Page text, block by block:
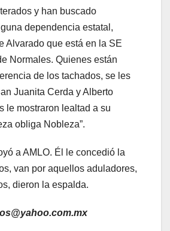
y han buscado
dependencia estatal,
Alvarado que está en la SE
Normales. Quienes están
de los tachados, se les
Juanita Cerda y Alberto
le mostraron lealtad a su
obliga Nobleza”.
a AMLO. Él le concedió la
van por aquellos aduladores,
dieron la espalda.